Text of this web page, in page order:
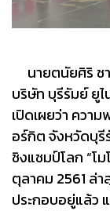
นายตนัยศิริ ช
บริษัท บุรีรัมย์ ยู
เปิดเผยว่า ควา
อร์กิต จังหวัดบุ
ชิงแชมป์โลก “โ
ตุลาคม 2561 ล่
ประกอบอยู่แล้ว